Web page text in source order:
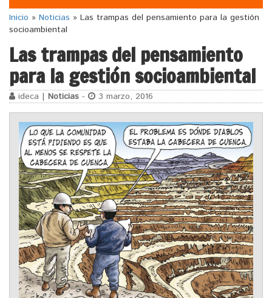
Inicio » Noticias » Las trampas del pensamiento para la gestión
socioambiental
Las trampas del pensamiento
para la gestión socioambiental
ideca | Noticias - 3 marzo, 2016